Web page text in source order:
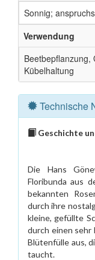
Sonnig;
Verwendung
Beetbepflanzung,
Kübelhaltung
Technische
Geschichte
Die Hans
Floribunda aus
bekannten
durch ihre
kleine, gefüllte
durch einen sehr
Blütenfülle aus,
taucht.